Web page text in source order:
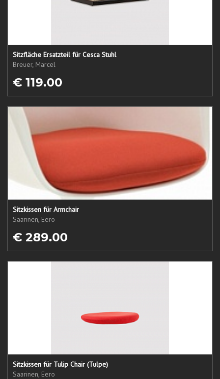
Sitzfläche Ersatzteil für Cesca Stuhl
Breuer, Marcel
€ 119.00
Sitzkissen für Armchair
Saarinen, Eero
€ 289.00
Sitzkissen für Tulip Chair (Tulpe)
Saarinen, Eero